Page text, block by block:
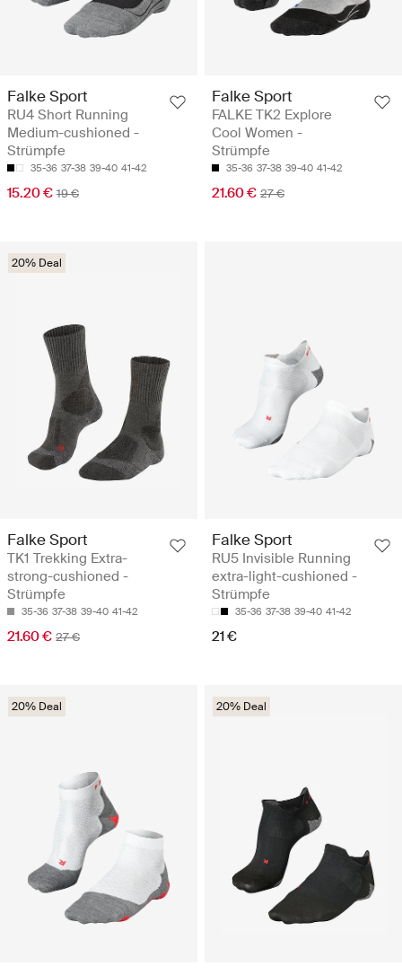
Falke Sport
RU4 Short Running
Medium-cushioned -
Strümpfe
35-36 37-38 39-40 41-42
15.20 € 19 €
Falke Sport
FALKE TK2 Explore
Cool Women -
Strümpfe
35-36 37-38 39-40 41-42
21.60 € 27 €
20% Deal
Falke Sport
TK1 Trekking Extra-
strong-cushioned -
Strümpfe
35-36 37-38 39-40 41-42
21.60 € 27 €
Falke Sport
RU5 Invisible Running
extra-light-cushioned -
Strümpfe
35-36 37-38 39-40 41-42
21 €
20% Deal 20% Deal